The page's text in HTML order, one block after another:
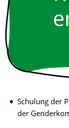
Schulung der
der